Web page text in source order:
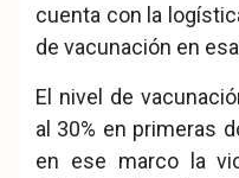
cuenta con la
de vacunación en
El nivel de
al 30% en primeras
en ese marco la